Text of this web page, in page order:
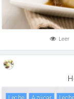
Leer